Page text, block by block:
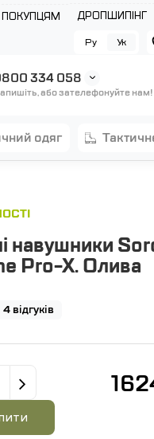
ДРОПШИПІНГ
Ру Ук
334 058
або зателефонуйте нам!
одяг
навушники
Pro-X. Олива
4 відгуків